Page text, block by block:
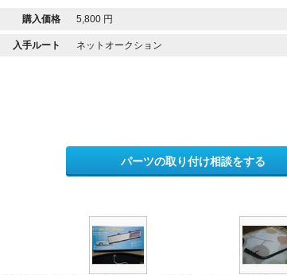
購入価格 5,800 円
入手ルート ネットオークション
パーツの取り付け相談をする